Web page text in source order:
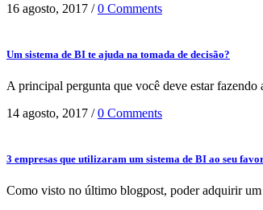
16 agosto, 2017 /0 Comments
Um sistema de BI te ajuda na tomada de decisão?
A principal pergunta que você deve estar fazendo
14 agosto, 2017 /0 Comments
3 empresas que utilizaram um sistema de BI ao seu
Como visto no último blogpost, poder adquirir um